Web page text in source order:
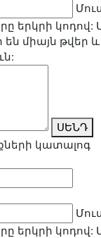
երկրի կոդով:
միայն թվեր
ՍԵՆԴ
կատալոգ
երկրի կոդով: